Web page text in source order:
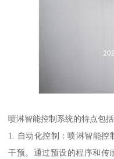
喷淋智能控制系统的特点包括
1. 自动化控制：喷淋智能控
干预。通过预设的程序和传